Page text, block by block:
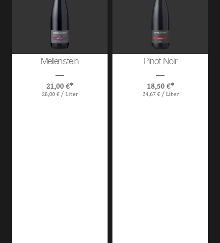
Meilenstein
21,00 €*
28,00 €/ Liter
Pinot Noir
18,50 €*
24,67 €/ Liter